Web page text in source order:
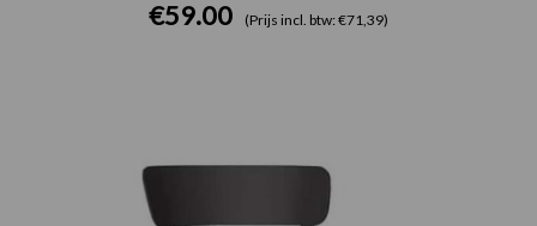
€59.00 (Prijs incl. btw: €71,39)